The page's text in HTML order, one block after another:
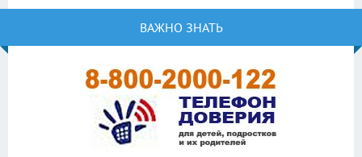
ВАЖНО ЗНАТЬ